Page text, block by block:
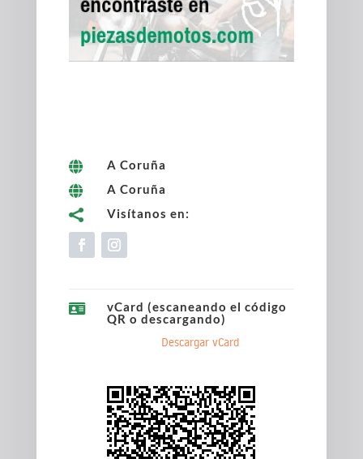

A Coruña

A Coruña

Visítanos en:

vCard (escaneando el código
QR o descargando)
Descargar vCard